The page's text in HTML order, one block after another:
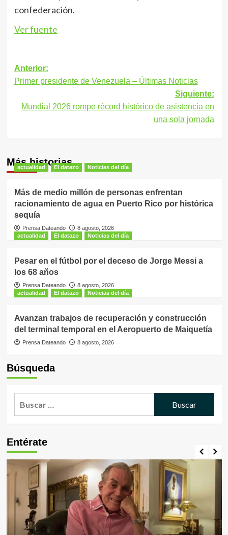
confederación.
Ver fuente
Navegación
de
entradas
Anterior:
Primer presidente de Venezuela – Últimas Noticias
Siguiente:
Mundial 2026 rompe récord histórico de asistencia en
una sola jornada
Más historias
actualidad El datazo Noticias del día
Más de medio millón de personas enfrentan
racionamiento de agua en Puerto Rico por histórica
sequía
Prensa Dateando
8 agosto, 2026
actualidad
El datazo Noticias del día
Pesar en el fútbol por el deceso de Jorge Messi a
los 68 años
Prensa Dateando
8 agosto, 2026
actualidad
El datazo Noticias del día
Avanzan trabajos de recuperación y construcción
del terminal temporal en el Aeropuerto de Maiquetía
Prensa Dateando 8 agosto, 2026
Búsqueda
Entérate